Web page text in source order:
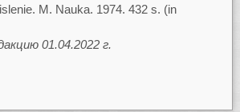
M. Nauka. 1974. 432 s. (in
01.04.2022 г.